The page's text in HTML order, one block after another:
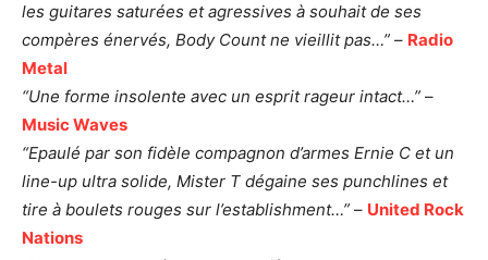
les guitares saturées et agressives à souhait de ses
compères énervés, Body Count ne vieillit pas…” – Radio
Metal
“Une forme insolente avec un esprit rageur intact…” –
Music Waves
“Epaulé par son fidèle compagnon d’armes Ernie C et un
line-up ultra solide, Mister T dégaine ses punchlines et
tire à boulets rouges sur l’establishment…” – United Rock
Nations